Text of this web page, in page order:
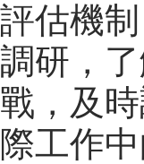
評估機
調研，
戰，及
際工作